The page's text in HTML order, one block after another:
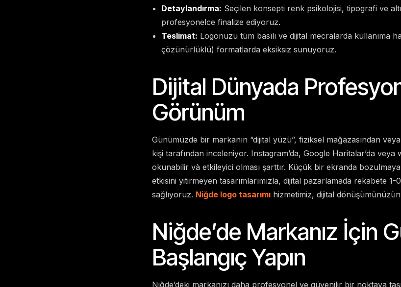
Detaylandırma: Seçilen konsepti renk psikolojisi, tipografi ve
profesyonelce finalize ediyoruz.
Teslimat: Logonuzu tüm basılı ve dijital mecralarda kullanıma
çözünürlüklü) formatlarda eksiksiz sunuyoruz.
Dijital Dünyada
Görünüm
Günümüzde bir markanın “dijital yüzü”, fiziksel mağazasından
kişi tarafından inceleniyor. Instagram’da, Google Haritalar’da
okunabilir và etkileyici olması şarttır. Küçük bir ekranda
etkisini yitirmeyen tasarımlarımızla, dijital pazarlamada rekabete 1-
sağlıyoruz. Niğde logo tasarımıhizmetimiz, dijital dönüşümünüzün
Niğde’de Markanız İçin
Başlangıç Yapın
Niğde’deki markanızı daha profesyonel ve güvenilir bir noktaya